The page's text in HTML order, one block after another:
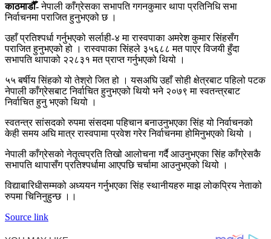
काठमाडौँ-नेपाली काँग्रेसका सभापति गगनकुमार थापा प्रतिनिधि सभा
निर्वाचनमा पराजित हुनुभएको छ ।
उहाँ प्रतिश्पर्धा गर्नुभएको सर्लाही-४ मा रास्वपाका अमरेश कुमार सिंहसँग
पराजित हुनुभएको हो । रास्वपाका सिंहले ३५६८८ मत पाएर विजयी हुँदा
सभापति थापाको २२८३१ मत प्राप्त गर्नुभएको थियो ।
५५ बर्षीय सिंहको यो तेश्रो जित हो । यसअघि उहाँ सोही क्षेत्रबाट पहिलो पटक
नेपाली काँग्रेसबाट निर्वाचित हुनुभएको थियो भने २०७९ मा स्वतन्त्रबाट
निर्वाचित हुनु भएको थियो ।
स्वतन्त्र सांसदको रुपमा संसदमा पहिचान बनाउनुभएका सिंह यो निर्वाचनको
केही समय अघि मात्र रास्वपामा प्रवेश गरेर निर्वाचनमा होमिनुभएको थियो ।
नेपाली काँग्रेसको नेत‌ृत्वप्रति तिखो आलोचना गर्दै आउनुभएका सिंह काँग्रेसकै
सभापति थापासँग प्रतिश्पर्धामा आएपछि चर्चामा आउनुभएको थियो ।
विद्याबारिधीसम्मको अध्ययन गर्नुभएका सिंह स्थानीयहरु माझ लोकप्रिय नेताको
रुपमा चिनिनुहुन्छ ।।
Source link